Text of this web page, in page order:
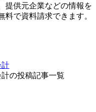
提供元企業などの情報を
料で資料請求できます。
計
の投稿記事一覧